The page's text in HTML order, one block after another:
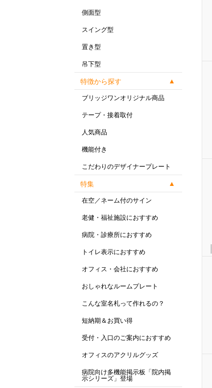
側面型
スイング型
置き型
吊下型
特徴から探す
ブリッジワンオリジナル商品
テープ・接着取付
人気商品
機能付き
こだわりのデザイナープレート
特集
在空／ネーム付のサイン
老健・福祉施設におすすめ
病院・診療所におすすめ
トイレ表示におすすめ
オフィス・会社におすすめ
おしゃれなルームプレート
こんな室名札って作れるの？
短納期＆お買い得
受付・入口のご案内におすすめ
オフィスのアクリルグッズ
病院向け多機能掲示板「院内掲
示シリーズ」登場